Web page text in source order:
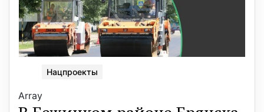
Нацпроекты
Array